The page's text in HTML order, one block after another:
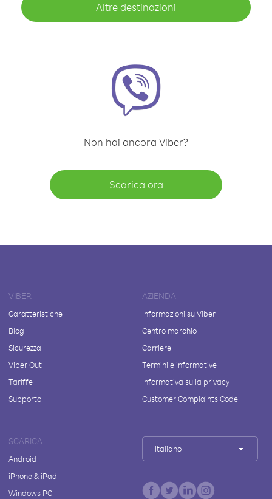
Altre destinazioni
Non hai ancora Viber?
Scarica ora
VIBER
Caratteristiche
Blog
Sicurezza
Viber Out
Tariffe
Supporto
AZIENDA
Informazioni su Viber
Centro marchio
Carriere
Termini e informative
Informativa sulla privacy
Customer Complaints Code
SCARICA
Android
iPhone & iPad
Windows PC
Italiano